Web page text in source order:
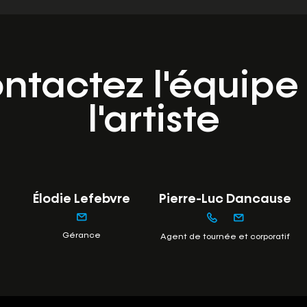
l'équipe
l'artiste
Élodie Lefebvre
Gérance
Pierre-Luc Dancause
Agent de tournée et corporatif